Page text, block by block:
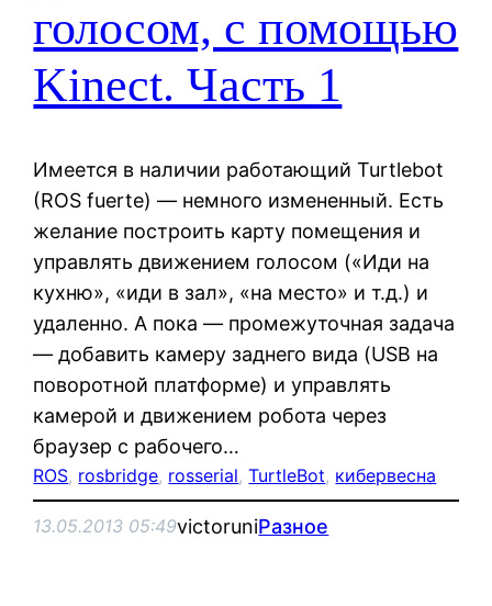
голосом, с помощью
Kinect. Часть 1
Имеется в наличии работающий Turtlebot
(ROS fuerte) — немного измененный. Есть
желание построить карту помещения и
управлять движением голосом («Иди на
кухню», «иди в зал», «на место» и т.д.) и
удаленно. А пока — промежуточная задача
— добавить камеру заднего вида (USB на
поворотной платформе) и управлять
камерой и движением робота через
браузер с рабочего…
ROS, rosbridge, rosserial, TurtleBot, кибервесна
13.05.2013 05:49victoruniРазное